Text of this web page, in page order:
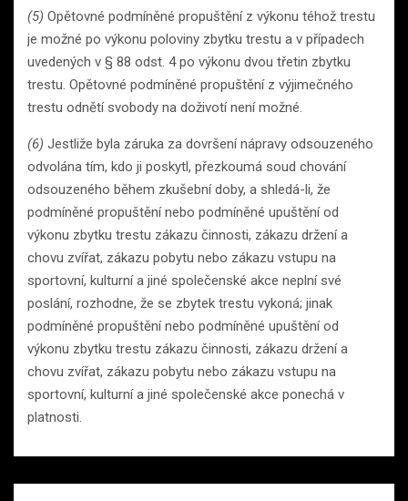
(5) Opětovné podmíněné propuštění z výkonu téhož trestu
je možné po výkonu poloviny zbytku trestu a v případech
uvedených v § 88 odst. 4 po výkonu dvou třetin zbytku
trestu. Opětovné podmíněné propuštění z výjimečného
trestu odnětí svobody na doživotí není možné.
(6) Jestliže byla záruka za dovršení nápravy odsouzeného
odvolána tím, kdo ji poskytl, přezkoumá soud chování
odsouzeného během zkušební doby, a shledá-li, že
podmíněné propuštění nebo podmíněné upuštění od
výkonu zbytku trestu zákazu činnosti, zákazu držení a
chovu zvířat, zákazu pobytu nebo zákazu vstupu na
sportovní, kulturní a jiné společenské akce neplní své
poslání, rozhodne, že se zbytek trestu vykoná; jinak
podmíněné propuštění nebo podmíněné upuštění od
výkonu zbytku trestu zákazu činnosti, zákazu držení a
chovu zvířat, zákazu pobytu nebo zákazu vstupu na
sportovní, kulturní a jiné společenské akce ponechá v
platnosti.